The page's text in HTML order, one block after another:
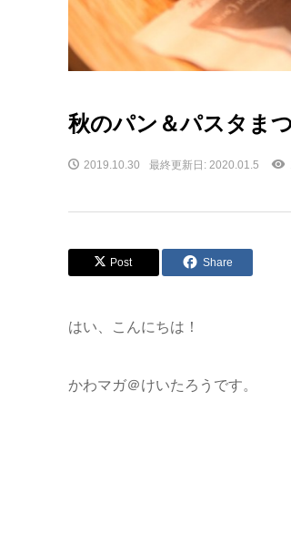
秋のパン＆パスタま
2019.10.30 最終更新日: 2020.01.5
Post Share
はい、こんにちは！
かわマガ＠けいたろうです。